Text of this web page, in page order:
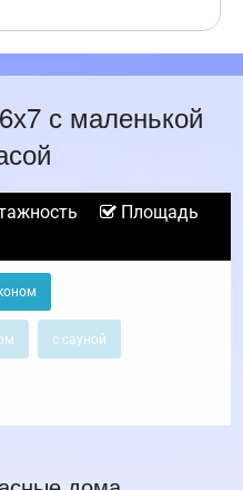
с маленькой
Площадь
с сауной